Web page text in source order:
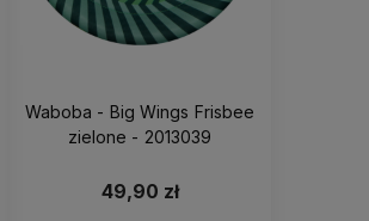
Waboba - Big Wings Frisbee
zielone - 2013039
49,90 zł